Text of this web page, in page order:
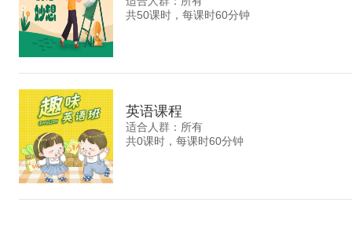
共50课时，每课时60分钟
英语课程
适合人群：所有
共0课时，每课时60分钟